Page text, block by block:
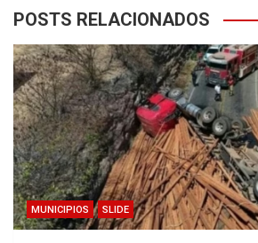
POSTS RELACIONADOS
MUNICIPIOS SLIDE